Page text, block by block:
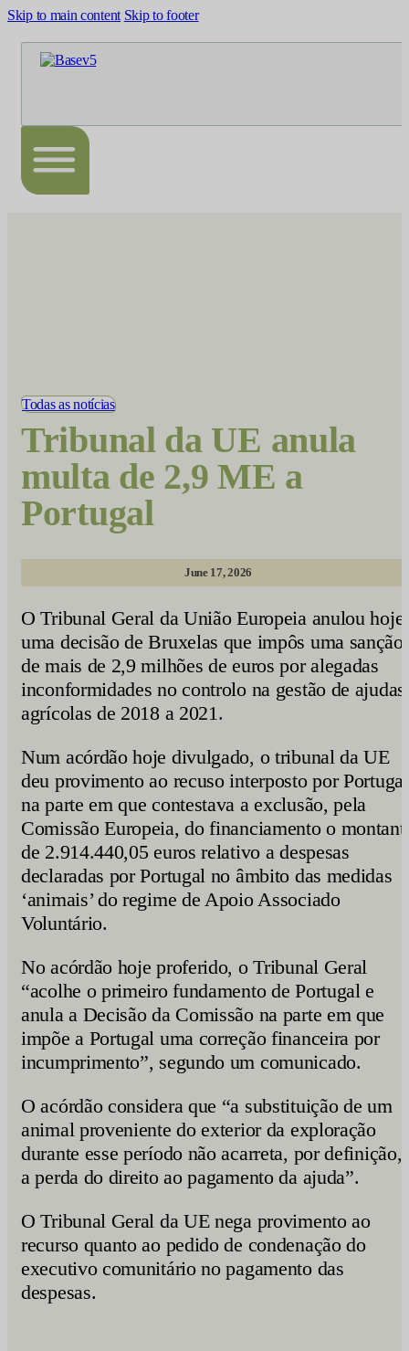
Skip to main content Skip to footer
Todas as notícias
Tribunal da UE anula
multa de 2,9 ME a
Portugal
June 17, 2026
O Tribunal Geral da União Europeia anulou hoje
uma decisão de Bruxelas que impôs uma sanção
de mais de 2,9 milhões de euros por alegadas
inconformidades no controlo na gestão de ajudas
agrícolas de 2018 a 2021.
Num acórdão hoje divulgado, o tribunal da UE
deu provimento ao recuso interposto por Portugal
na parte em que contestava a exclusão, pela
Comissão Europeia, do financiamento o
de 2.914.440,05 euros relativo a despesas
declaradas por Portugal no âmbito das medidas
‘animais’ do regime de Apoio Associado
Voluntário.
No acórdão hoje proferido, o Tribunal Geral
“acolhe o primeiro fundamento de Portugal e
anula a Decisão da Comissão na parte em que
impõe a Portugal uma correção financeira por
incumprimento”, segundo um comunicado.
O acórdão considera que “a substituição de um
animal proveniente do exterior da exploração
durante esse período não acarreta, por definição,
a perda do direito ao pagamento da ajuda”.
O Tribunal Geral da UE nega provimento ao
recurso quanto ao pedido de condenação do
executivo comunitário no pagamento das
despesas.